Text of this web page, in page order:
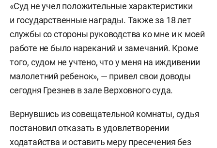
«Суд не учел положительные характеристики
и государственные награды. Также за 18 лет
службы со стороны руководства ко мне и к моей
работе не было нареканий и замечаний. Кроме
того, судом не учтено, что у меня на иждивении
малолетний ребенок», — привел свои доводы
сегодня Грезнев в зале Верховного суда.
Вернувшись из совещательной комнаты, судья
постановил отказать в удовлетворении
ходатайства и оставить меру пресечения без